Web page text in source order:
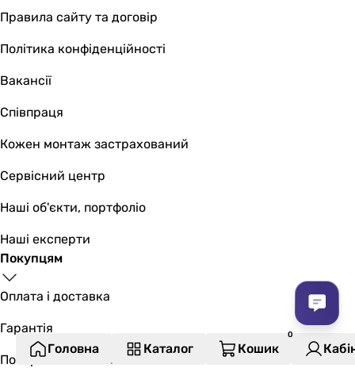
Правила сайту та договір
Політика конфіденційності
Вакансії
Співпраця
Кожен монтаж застрахований
Сервісний центр
Наші об'єкти, портфоліо
Наші експерти
Покупцям
Оплата і доставка
Гарантія
Повернення та обмін
Головна Каталог Кошик